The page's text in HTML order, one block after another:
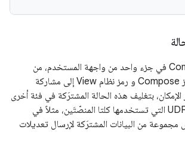
عند استخدام Compose في جزء واحد من واجهة المستخدم، من
المحتمل أن يحتاج رمز Compose و رمز نظام View إلى مشاركة
بتغليف هذه الحالة المشترَكة في فئة أخرى
من البيانات المشترَكة لإرسال تعديلات